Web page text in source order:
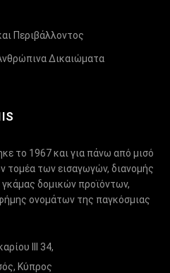
Περιβάλλοντος
Δικαιώματα
το 1967 και για πάνω από μισό
τομέα των εισαγωγών, διανομής
δομικών προϊόντων,
ονομάτων της παγκόσμιας
ΙΙΙ 34,
Κύπρος